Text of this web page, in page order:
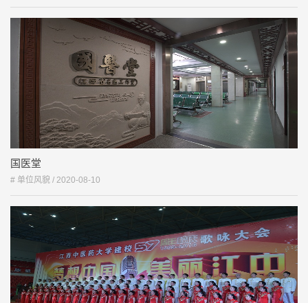
国医堂
# 单位风貌 / 2020-08-10